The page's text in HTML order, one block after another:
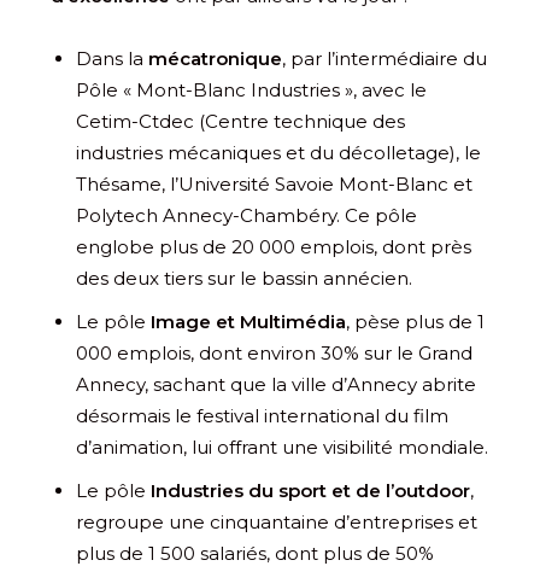
Dans la mécatronique, par l’intermédiaire du
Pôle « Mont-Blanc Industries », avec le
Cetim-Ctdec (Centre technique des
industries mécaniques et du décolletage), le
Thésame, l’Université Savoie Mont-Blanc et
Polytech Annecy-Chambéry. Ce pôle
englobe plus de 20 000 emplois, dont près
des deux tiers sur le bassin annécien.
Le pôle Image et Multimédia, pèse plus de 1
000 emplois, dont environ 30% sur le Grand
Annecy, sachant que la ville d’Annecy abrite
désormais le festival international du film
d’animation, lui offrant une visibilité mondiale.
Le pôle Industries du sport et de l’outdoor,
regroupe une cinquantaine d’entreprises et
plus de 1 500 salariés, dont plus de 50%